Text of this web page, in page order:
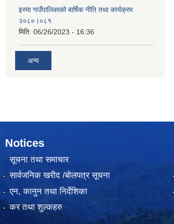
इस्मा गाउँपालिकाको बार्षिक नीति तथा कार्यक्रम
२०८०।०८१
मिति: 06/26/2023 - 16:36
अन्य
Notices
सूचना तथा समाचार
सार्वजनिक खरीद /बोलपत्र सूचना
एन, कानुन तथा निर्देशिका
कर तथा शुल्कहरु